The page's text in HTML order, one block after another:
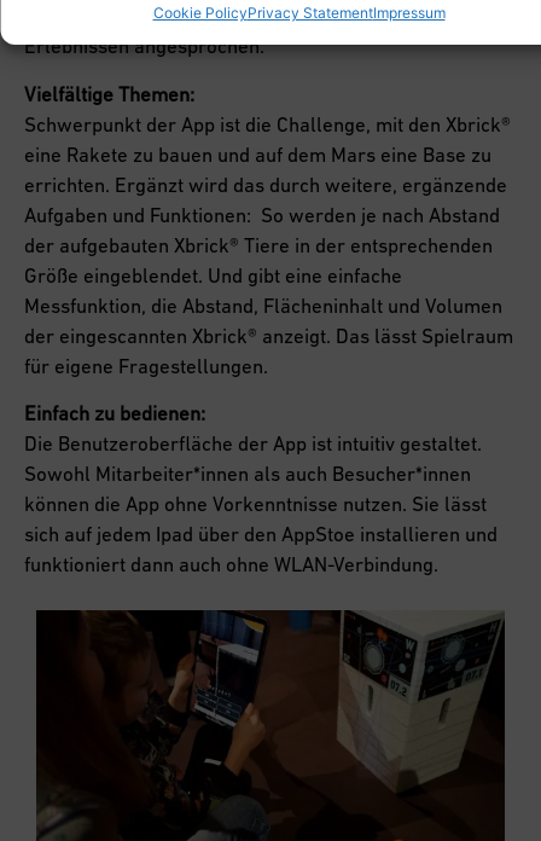
Cookie PolicyPrivacy StatementImpressum
Kombination aus physischen Elementen und digitalen
Erlebnissen angesprochen.
Vielfältige Themen:
Schwerpunkt der App ist die Challenge, mit den Xbrick®
eine Rakete zu bauen und auf dem Mars eine Base zu
errichten. Ergänzt wird das durch weitere, ergänzende
Aufgaben und Funktionen: So werden je nach Abstand
der aufgebauten Xbrick® Tiere in der entsprechenden
Größe eingeblendet. Und gibt eine einfache
Messfunktion, die Abstand, Flächeninhalt und Volumen
der eingescannten Xbrick® anzeigt. Das lässt Spielraum
für eigene Fragestellungen.
Einfach zu bedienen:
Die Benutzeroberfläche der App ist intuitiv gestaltet.
Sowohl Mitarbeiter*innen als auch Besucher*innen
können die App ohne Vorkenntnisse nutzen. Sie lässt
sich auf jedem Ipad über den AppStoe installieren und
funktioniert dann auch ohne WLAN-Verbindung.